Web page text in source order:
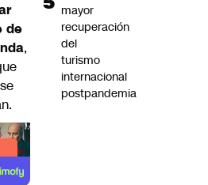
de
,
mayor
recuperación
del
turismo
internacional
postpandemia